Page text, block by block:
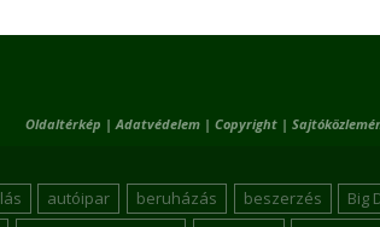
Oldaltérkép |Adatvédelem | Copyright |
autóipar beruházás beszerzés Big